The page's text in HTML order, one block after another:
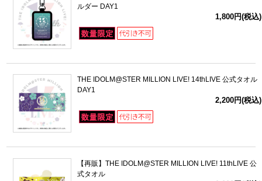
ルダー DAY1
1,800円(税込)
THE IDOLM@STER MILLION LIVE! 14thLIVE 公式タオル
DAY1
2,200円(税込)
【再販】THE IDOLM@STER MILLION LIVE! 11thLIVE 公
式タオル